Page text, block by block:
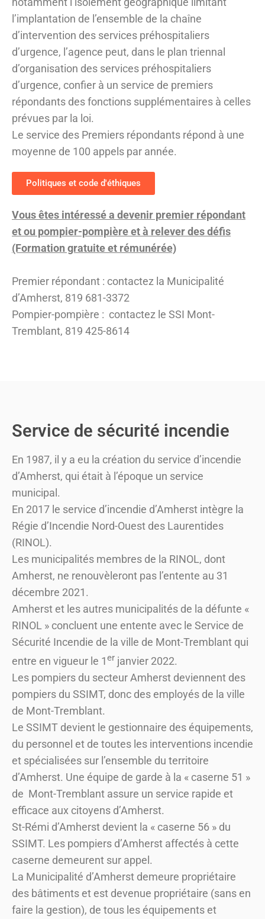
l’implantation de l’ensemble de la chaîne
d’intervention des services préhospitaliers
d’urgence, l’agence peut, dans le plan triennal
d’organisation des services préhospitaliers
d’urgence, confier à un service de premiers
répondants des fonctions supplémentaires à celles
prévues par la loi.
Le service des Premiers répondants répond à une
moyenne de 100 appels par année.
Politiques et code d'éthiques
Vous êtes intéressé a devenir premier répondant
et ou pompier-pompière et à relever des défis
(Formation gratuite et rémunérée)
Premier répondant : contactez la Municipalité
d’Amherst, 819 681-3372
Pompier-pompière : contactez le SSI Mont-
Tremblant, 819 425-8614
Service de sécurité incendie
En 1987, il y a eu la création du service d’incendie
d’Amherst, qui était à l’époque un service
municipal.
En 2017 le service d’incendie d’Amherst intègre la
Régie d’Incendie Nord-Ouest des Laurentides
(RINOL).
Les municipalités membres de la RINOL, dont
Amherst, ne renouvèleront pas l’entente au 31
décembre 2021.
Amherst et les autres municipalités de la défunte «
RINOL » concluent une entente avec le Service de
Sécurité Incendie de la ville de Mont-Tremblant qui
entre en vigueur le 1er janvier 2022.
Les pompiers du secteur Amherst deviennent des
pompiers du SSIMT, donc des employés de la ville
de Mont-Tremblant.
Le SSIMT devient le gestionnaire des équipements,
du personnel et de toutes les interventions incendie
et spécialisées sur l’ensemble du territoire
d’Amherst. Une équipe de garde à la « caserne 51 »
de Mont-Tremblant assure un service rapide et
efficace aux citoyens d’Amherst.
St-Rémi d’Amherst devient la « caserne 56 » du
SSIMT. Les pompiers d’Amherst affectés à cette
caserne demeurent sur appel.
La Municipalité d’Amherst demeure propriétaire
des bâtiments et est devenue propriétaire (sans en
faire la gestion), de tous les équipements et